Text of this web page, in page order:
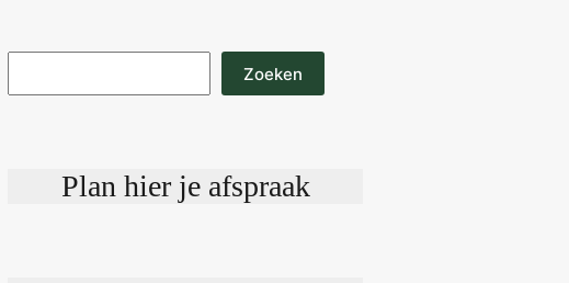
Zoeken
Plan hier je afspraak